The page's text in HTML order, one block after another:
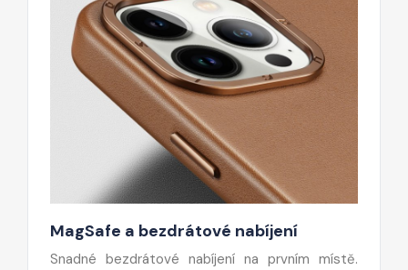
MagSafe a bezdrátové nabíjení
Snadné bezdrátové nabíjení na prvním místě.